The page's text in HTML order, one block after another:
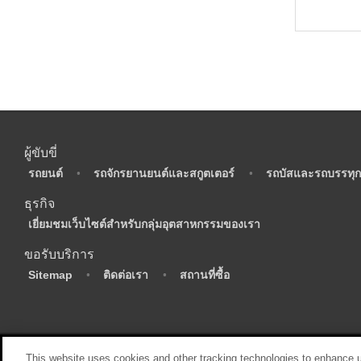
ผู้ขับขี่
รถยนต์ • รถจักรยานยนต์และสกูตเตอร์ • รถบัสและรถบรรทุก
ธุรกิจ
เยี่ยมชมเว็บไซต์สำหรับกลุ่มอุตสาหกรรมของเรา
ขอรับบริการ
Sitemap • ติดต่อเรา • สถานที่ซื้อ
This website uses cookies and other tracking technologies to enhance